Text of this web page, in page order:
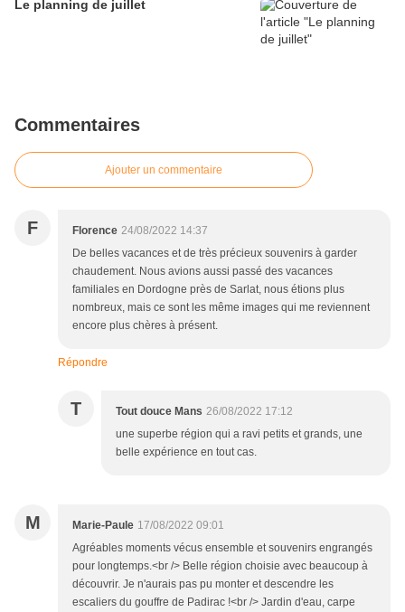
Le planning de juillet
Commentaires
Ajouter un commentaire
F Florence 24/08/2022 14:37
De belles vacances et de très précieux souvenirs à garder
chaudement. Nous avions aussi passé des vacances
familiales en Dordogne près de Sarlat, nous étions plus
nombreux, mais ce sont les même images qui me reviennent
encore plus chères à présent.
Répondre
T Tout douce Mans 26/08/2022 17:12
une superbe région qui a ravi petits et grands, une
belle expérience en tout cas.
M Marie-Paule 17/08/2022 09:01
Agréables moments vécus ensemble et souvenirs engrangés
pour longtemps.<br /> Belle région choisie avec beaucoup à
découvrir. Je n'aurais pas pu monter et descendre les
escaliers du gouffre de Padirac !<br /> Jardin d'eau, carpe